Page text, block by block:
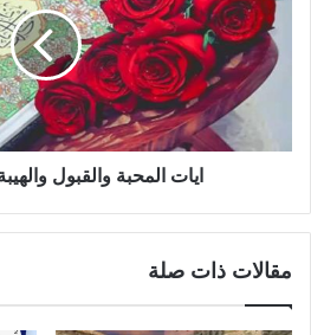
ايات المحبة والقبول والهيبة
مقالات ذات صلة